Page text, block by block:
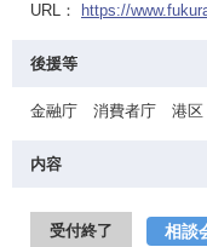
URL：
https://
後援等
金融庁 消費者庁 港
内容
受付終了 相談